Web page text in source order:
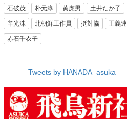
石破茂 朴元淳 黄虎男 土井たか子
辛光洙 北朝鮮工作員 挺対協 正義連
赤石千衣子
Tweets by HANADA_asuka